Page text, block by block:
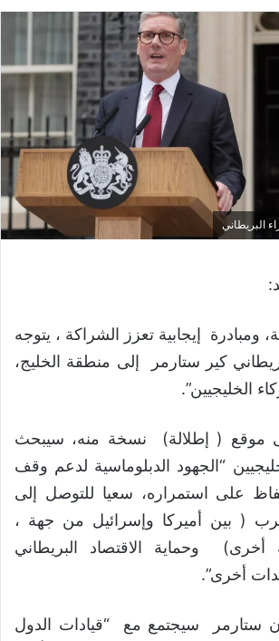
البريطاني
ومبادرة إيجابية تعزز الشراكة ، يتوجه
كير ستارمر إلى منطقة الخليج،
الخليجيين”.
موقع ( إطلالة) نسخة منه، سيبحث
“الجهود الدبلوماسية لدعم وقف
على استمراره، سعيا للتوصل إلى
( بين أميركا وإسرائيل من جهة ،
وحماية الاقتصاد البريطاني
أخرى”.
ستارمر سيجتمع مع “قيادات الدول